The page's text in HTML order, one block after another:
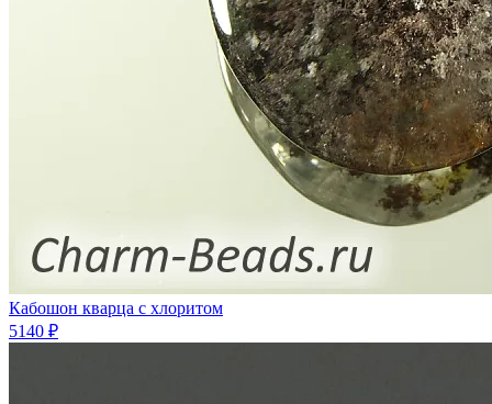
Кабошон кварца с хлоритом
5140 ₽